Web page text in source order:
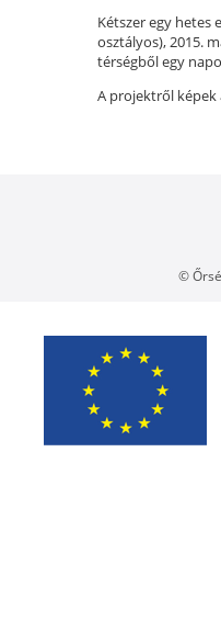
Kétszer egy hetes
osztályos), 2015.
térségből egy
A projektről
©